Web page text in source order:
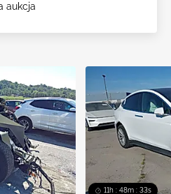
aukcja
11h : 48m : 33s